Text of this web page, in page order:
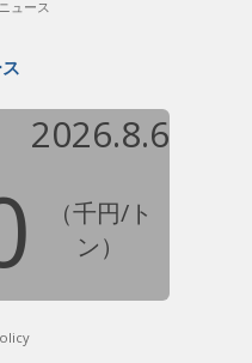
ュース
2026.8.6
（千円/ト
ン）